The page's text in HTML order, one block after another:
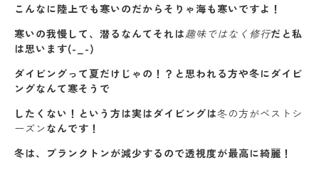
こんなに陸上でも寒いのだからそりゃ海も寒いですよ！
寒いの我慢して、潜るなんてそれは趣味ではなく修行だと私
は思います(-_-)
ダイビングって夏だけじゃの！？と思われる方や冬にダイビ
ングなんて寒そうで
したくない！という方は実はダイビングは冬の方がベストシ
ーズンなんです！
冬は、プランクトンが減少するので透視度が最高に綺麗！